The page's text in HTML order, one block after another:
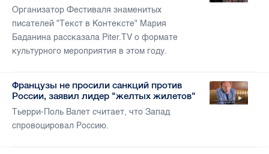
Организатор Фестиваля знаменитых
писателей "Текст в Контексте" Мария
Баданина рассказала Piter.TV о формате
культурного мероприятия в этом году.
Французы не просили санкций против
России, заявил лидер "желтых жилетов"
Тьерри-Поль Валет считает, что Запад
спровоцировал Россию.